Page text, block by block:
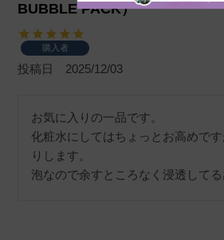
BUBBLE PACK）
購入者
投稿日 2025/12/03
お気に入りの一品です。
化粧水にしてはちょっとお高めで
りします。
泡なので余すところなく浸透してる